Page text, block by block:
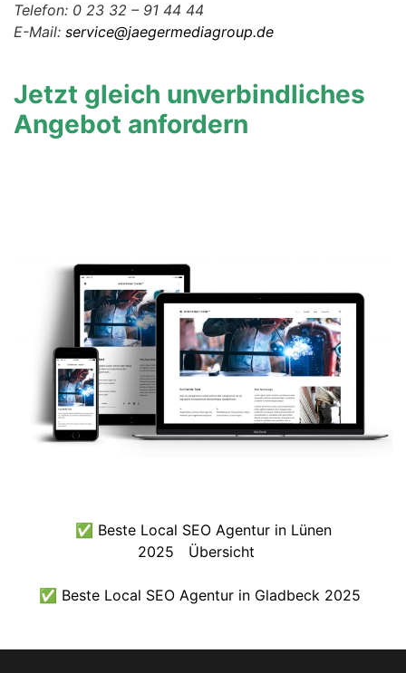
Telefon: 0 23 32 – 91 44 44
E-Mail: service@jaegermediagroup.de
Jetzt gleich unverbindliches
Angebot anfordern
✅ Beste Local SEO Agentur in Lünen
2025
Übersicht
✅ Beste Local SEO Agentur in Gladbeck 2025